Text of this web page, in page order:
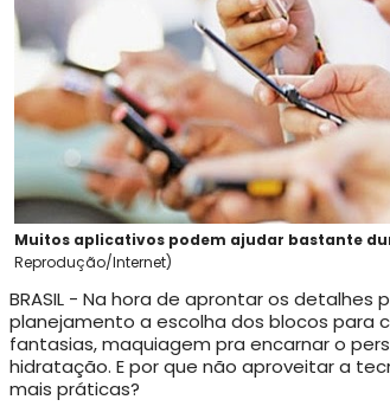
Muitos aplicativos podem ajudar bastante
Reprodução/Internet)
BRASIL - Na hora de aprontar os detalhes
planejamento a escolha dos blocos para
fantasias, maquiagem pra encarnar o
hidratação. E por que não aproveitar a
mais práticas?